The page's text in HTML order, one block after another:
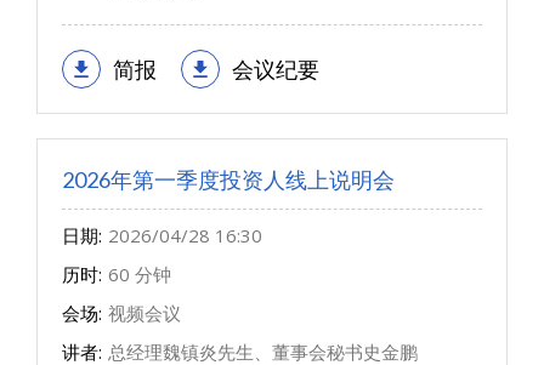
简报 会议纪要
2026年第一季度投资人线上说明会
日期: 2026/04/28 16:30
历时: 60 分钟
会场: 视频会议
讲者: 总经理魏镇炎先生、董事会秘书史金鹏